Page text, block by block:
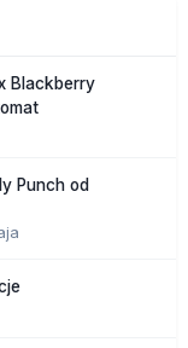
Blackberry
Punch od